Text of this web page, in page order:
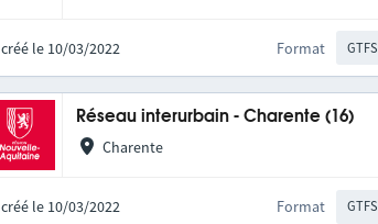
créé le 10/03/2022 Format GTFS
Réseau interurbain - Charente (16)
Charente
créé le 10/03/2022 Format GTFS